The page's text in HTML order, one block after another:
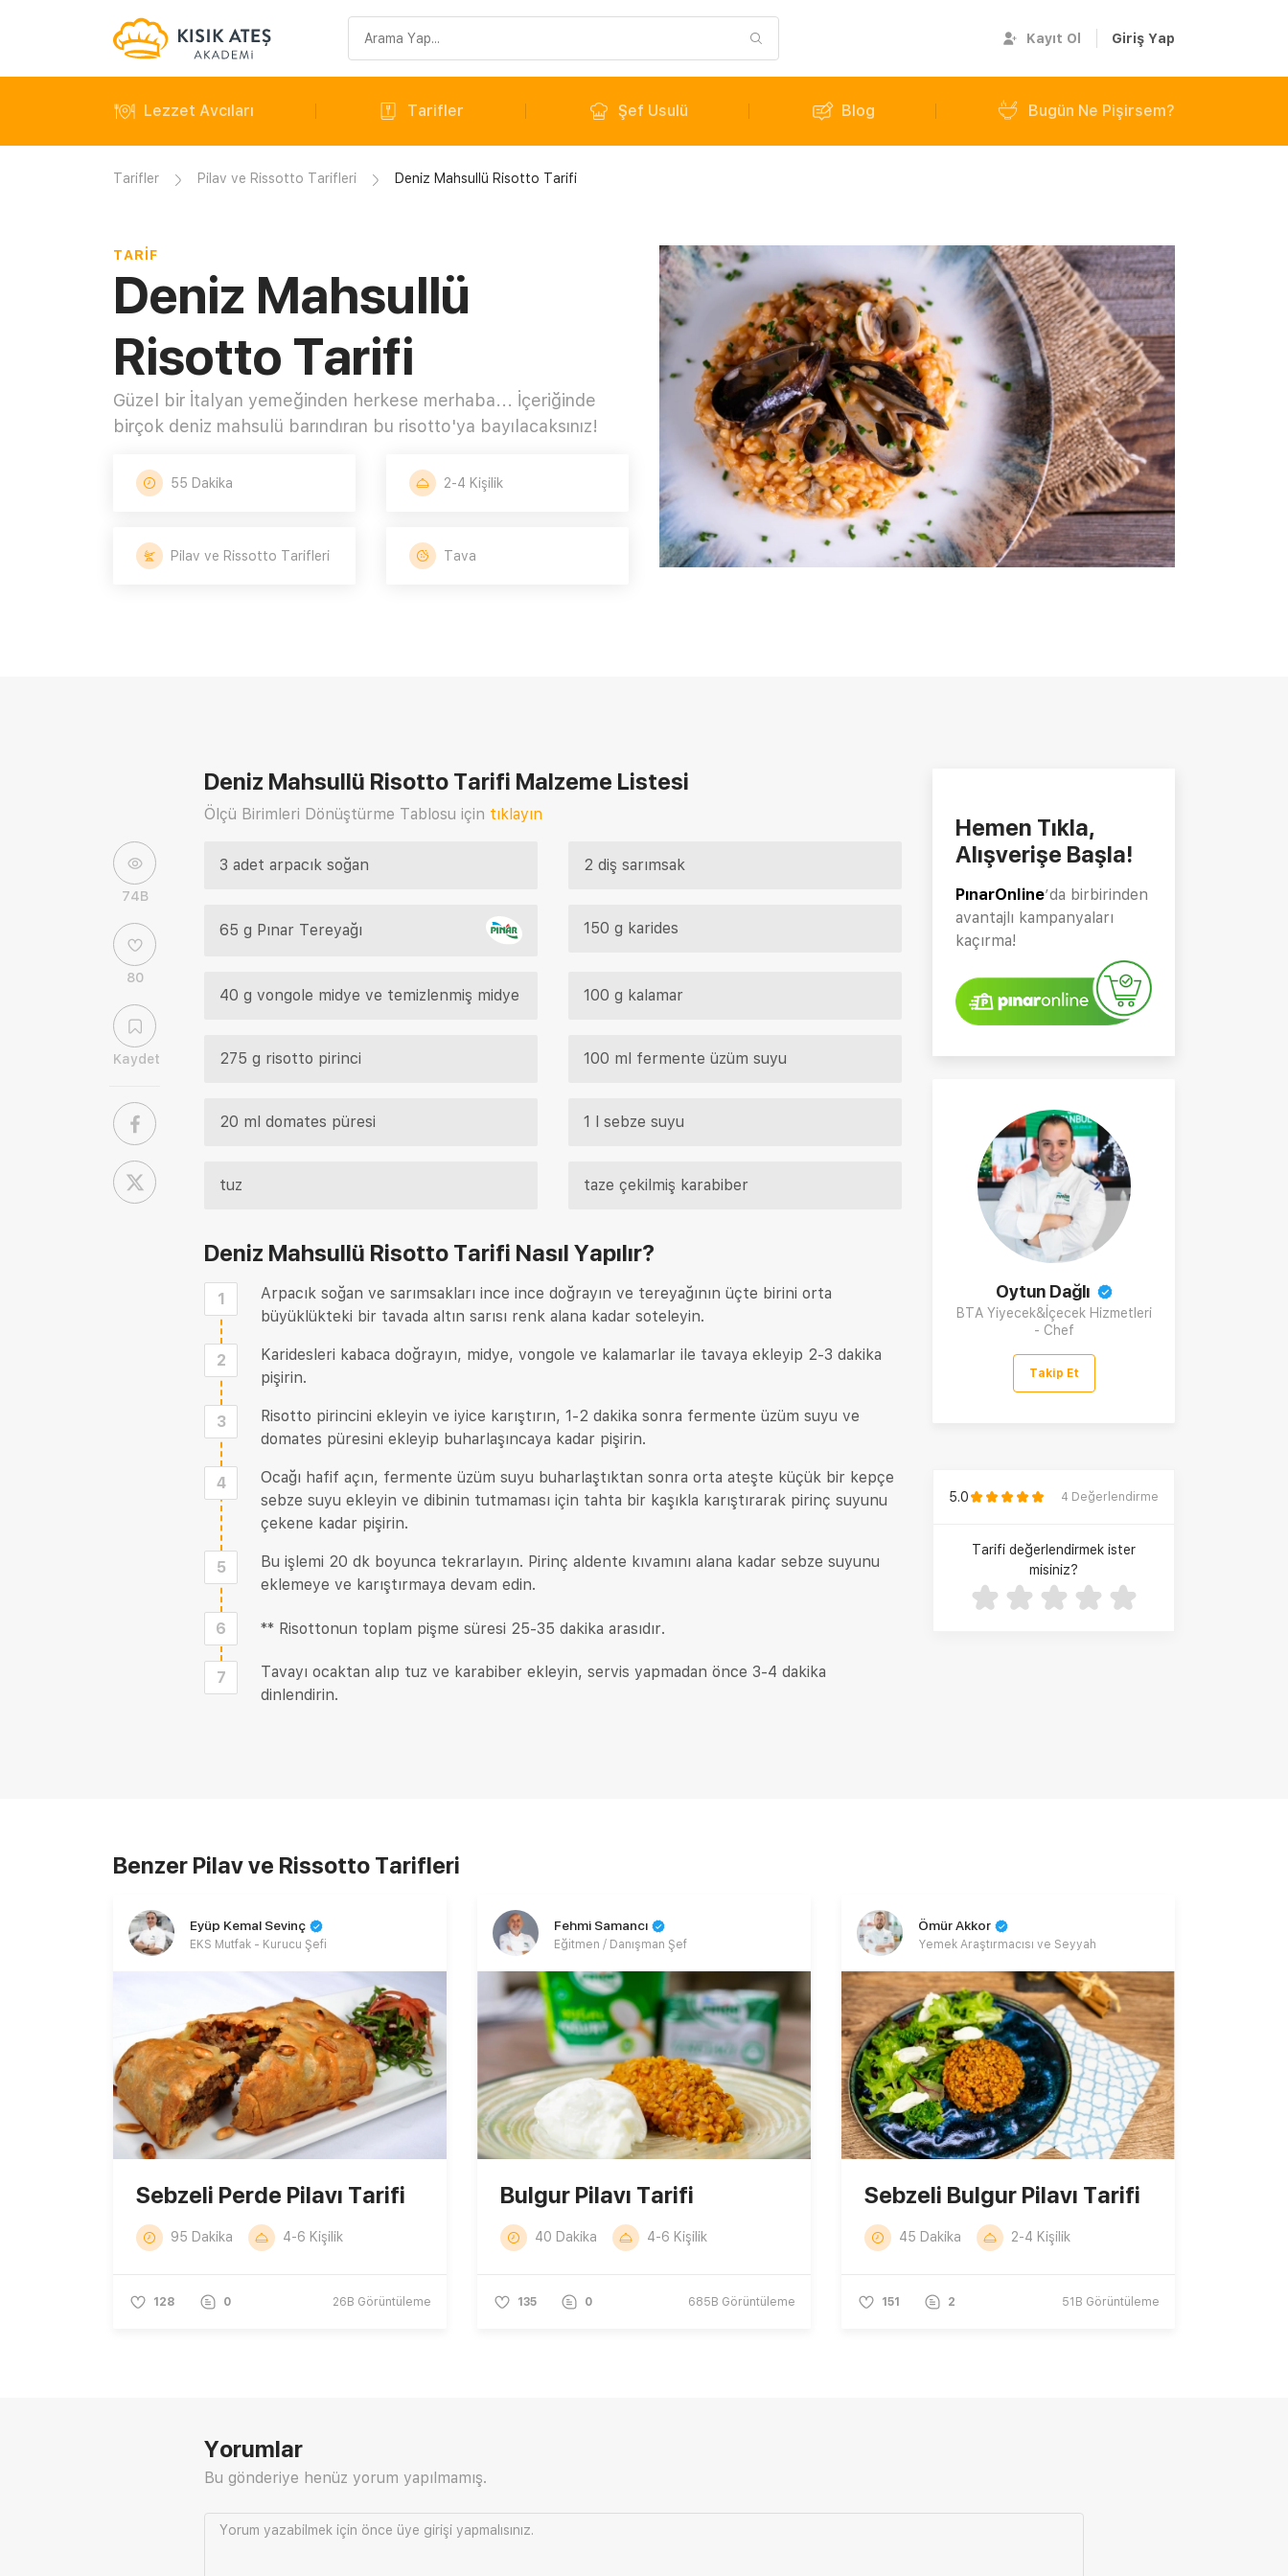
sorgusu
Kayıt Ol Giriş Yap
Lezzet Avcıları Tarifler Şef Usulü Blog Bugün Ne Pişirsem?
Tarifler Pilav ve Rissotto Tarifleri Deniz Mahsullü Risotto Tarifi
TARIF
Deniz Mahsullü
Risotto Tarifi
Güzel bir İtalyan yemeğinden herkese merhaba... İçeriğinde
birçok deniz mahsulü barındıran bu risotto'ya bayılacaksınız!
55 Dakika 2-4 Kişilik
Pilav ve Rissotto Tarifleri Tava
74B
80
Kaydet
Deniz Mahsullü Risotto Tarifi Malzeme Listesi
Ölçü Birimleri Dönüştürme Tablosu için tıklayın
3 adet arpacık soğan 2 diş sarımsak
65 g Pınar Tereyağı 150 g karides
40 g vongole midye ve temizlenmiş midye 100 g kalamar
275 g risotto pirinci 100 ml fermente üzüm suyu
20 ml domates püresi 1 l sebze suyu
tuz taze çekilmiş karabiber
Deniz Mahsullü Risotto Tarifi Nasıl Yapılır?
1
Arpacık soğan ve sarımsakları ince ince doğrayın ve tereyağının üçte birini orta
büyüklükteki bir tavada altın sarısı renk alana kadar soteleyin.
2
Karidesleri kabaca doğrayın, midye, vongole ve kalamarlar ile tavaya ekleyip 2-3 dakika
pişirin.
3
Risotto pirincini ekleyin ve iyice karıştırın, 1-2 dakika sonra fermente üzüm suyu ve
domates püresini ekleyip buharlaşıncaya kadar pişirin.
4
Ocağı hafif açın, fermente üzüm suyu buharlaştıktan sonra orta ateşte küçük bir kepçe
sebze suyu ekleyin ve dibinin tutmaması için tahta bir kaşıkla karıştırarak pirinç suyunu
çekene kadar pişirin.
5
Bu işlemi 20 dk boyunca tekrarlayın. Pirinç aldente kıvamını alana kadar sebze suyunu
eklemeye ve karıştırmaya devam edin.
6 ** Risottonun toplam pişme süresi 25-35 dakika arasıdır.
7
Tavayı ocaktan alıp tuz ve karabiber ekleyin, servis yapmadan önce 3-4 dakika
dinlendirin.
Hemen Tıkla,
Alışverişe Başla!
PınarOnline’da birbirinden
avantajlı kampanyaları
kaçırma!
Oytun Dağlı
BTA Yiyecek&İçecek Hizmetleri
- Chef
Takip Et
5.0 4 Değerlendirme
Tarifi değerlendirmek ister
misiniz?
Benzer Pilav ve Rissotto Tarifleri
Eyüp Kemal Sevinç
EKS Mutfak - Kurucu Şefi
Sebzeli Perde Pilavı Tarifi
95 Dakika 4-6 Kişilik
128 0 26B Görüntüleme
Fehmi Samancı
Eğitmen / Danışman Şef
Bulgur Pilavı Tarifi
40 Dakika 4-6 Kişilik
135 0 685B Görüntüleme
Ömür Akkor
Yemek Araştırmacısı ve Seyyah
Sebzeli Bulgur Pilavı Tarifi
45 Dakika 2-4 Kişilik
151 2 51B Görüntüleme
Yorumlar
Bu gönderiye henüz yorum yapılmamış.
Yorum yazabilmek için önce üye girişi yapmalısınız.